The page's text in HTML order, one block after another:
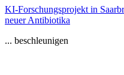
KI-Forschungsprojekt in
neuer Antibiotika
... beschleunigen